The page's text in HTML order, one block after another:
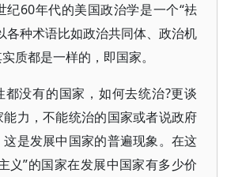
纪60年代的美国政治学是一个“袪
各种术语比如政治共同体、政治机
质都是一样的，即国家。
都没有的国家，如何去统治?更谈
力，不能统治的国家或者说政府
是发展中国家的普遍现象。在这
义”的国家在发展中国家有多少价